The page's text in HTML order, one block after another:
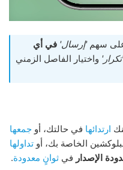
على سهم'إرسال' في أي
'تكرار' واختيار الفاصل الزمني
ارتدائها في حالتك، أو جمعها
الخاصة بك، أو تداولها
الإصدار في ثوانٍ معدودة.